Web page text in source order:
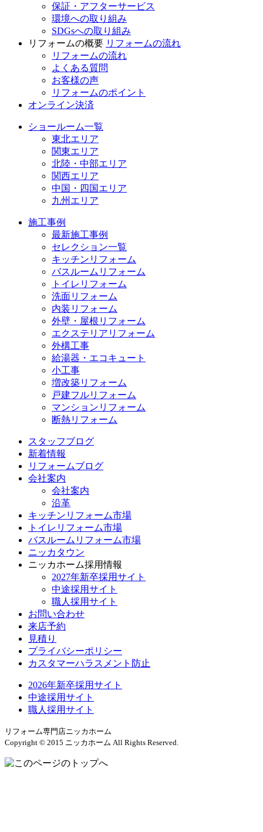
保証・アフターサービス
環境への取り組み
SDGsへの取り組み
リフォームの概要 リフォームの流れ
リフォームの流れ
よくある質問
お客様の声
リフォームのポイント
オンライン決済
ショールーム一覧
東北エリア
関東エリア
北陸・中部エリア
関西エリア
中国・四国エリア
九州エリア
施工事例
最新施工事例
セレクション一覧
キッチンリフォーム
バスルームリフォーム
トイレリフォーム
洗面リフォーム
内装リフォーム
外壁・屋根リフォーム
エクステリアリフォーム
外構工事
給湯器・エコキュート
小工事
増改築リフォーム
戸建フルリフォーム
マンションリフォーム
断熱リフォーム
スタッフブログ
新着情報
リフォームブログ
会社案内
会社案内
沿革
キッチンリフォーム市場
トイレリフォーム市場
バスルームリフォーム市場
ニッカタウン
ニッカホーム採用情報
2027年新卒採用サイト
中途採用サイト
職人採用サイト
お問い合わせ
来店予約
見積り
プライバシーポリシー
カスタマーハラスメント防止
2026年新卒採用サイト
中途採用サイト
職人採用サイト
リフォーム専門店ニッカホーム
Copyright © 2015 ニッカホーム All Rights Reserved.